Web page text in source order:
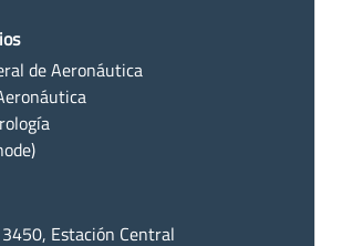
de Aeronáutica
Estación Central